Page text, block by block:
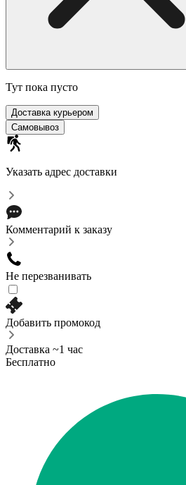
Тут пока пусто
Доставка курьером
Самовывоз
Указать адрес доставки
Комментарий к заказу
Не перезванивать
Добавить промокод
Доставка ~1 час
Бесплатно